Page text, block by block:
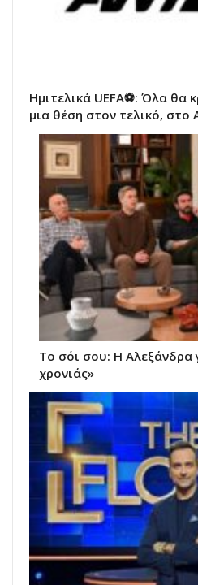
Ημιτελικά UEFA⚽: Όλα θα
μια θέση στον τελικό, στο
Το σόι σου: Η Αλεξάνδρα
χρονιάς»